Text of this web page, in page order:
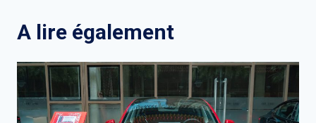
A lire également